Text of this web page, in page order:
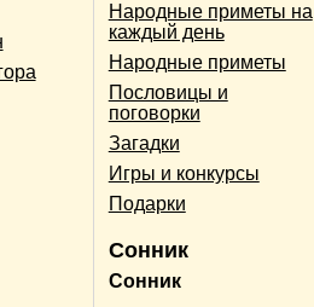
Народные приметы на
каждый день
Народные приметы
Пословицы и
поговорки
Загадки
Игры и конкурсы
Подарки
Сонник
Сонник